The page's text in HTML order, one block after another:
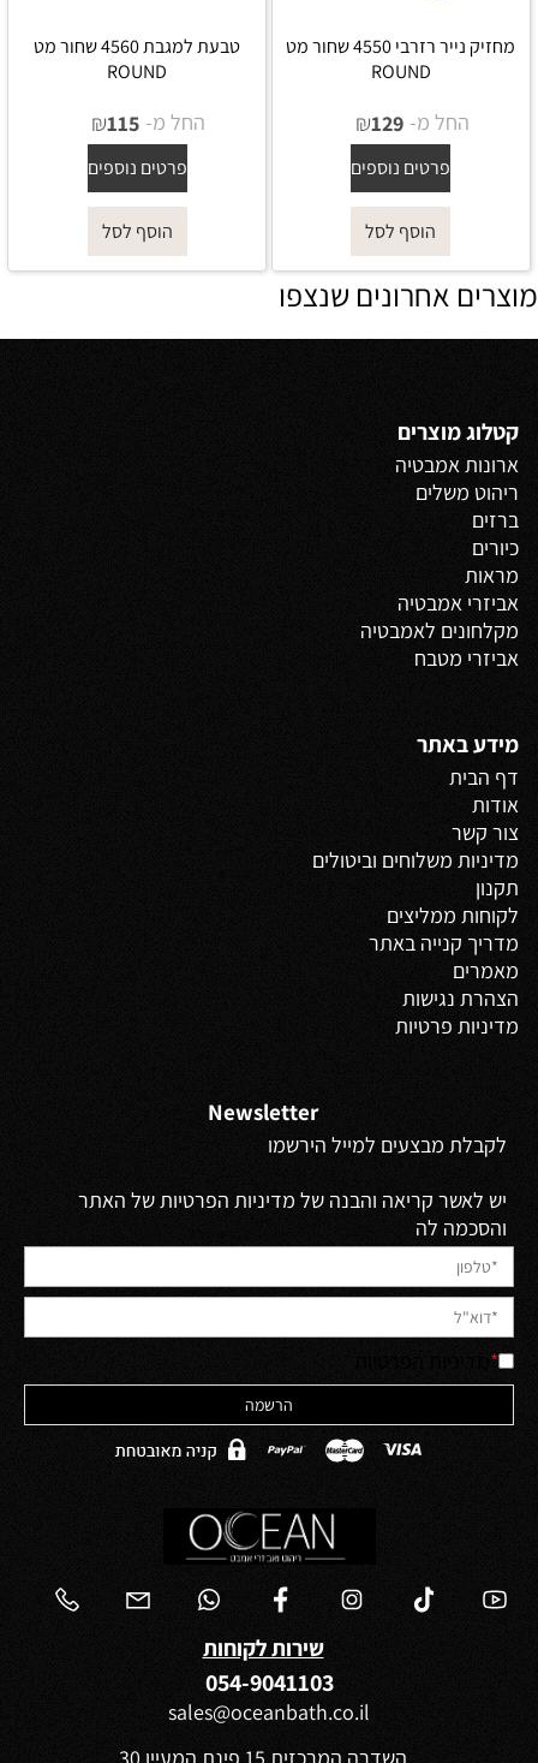
מחזיק נייר רזרבי 4550 שחור מט
ROUND
החל מ- ₪129
פרטים נוספים
הוסף לסל
טבעת למגבת 4560 שחור מט
ROUND
החל מ- ₪115
פרטים נוספים
הוסף לסל
מוצרים אחרונים שנצפו
קטלוג מוצרים
ארונות אמבטיה
ריהוט משלים
ברזים
כיורים
מראות
אביזרי אמבטיה
מקלחונים לאמבטיה
אביזרי מטבח
מידע באתר
דף הבית
אודות
צור קשר
מדיניות משלוחים וביטולים
תקנון
לקוחות ממליצים
מדריך קנייה באתר
מאמרים
הצהרת נגישות
מדיניות פרטיות
Newsletter
לקבלת מבצעים למייל הירשמו
יש לאשר קריאה והבנה של מדיניות הפרטיות של האתר
והסכמה לה
*
שירות לקוחות
054-9041103
sales@oceanbath.co.il